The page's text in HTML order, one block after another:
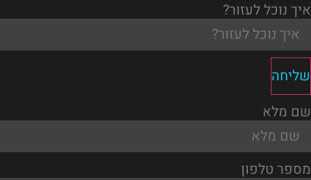
איך נוכל לעזור?
שליחה
שם מלא
מספר טלפון